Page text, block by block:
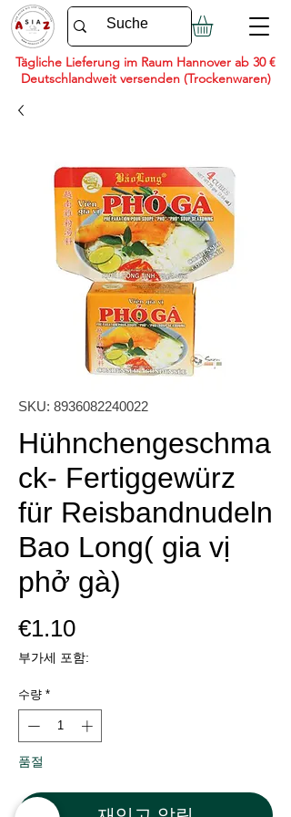
Tägliche Lieferung im Raum Hannover ab 30 €
Deutschlandweit versenden (Trockenwaren)
SKU: 8936082240022
Hühnchengeschma
ck- Fertiggewürz
für Reisbandnudeln
Bao Long( gia vị
phở gà)
€1.10가
격
부가세 포함:
수량 *
품절